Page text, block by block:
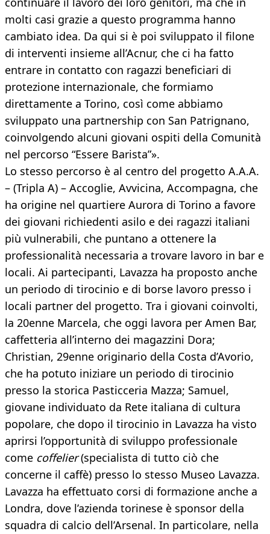
molti casi grazie a questo programma hanno
cambiato idea. Da qui si è poi sviluppato il filone
di interventi insieme all’Acnur, che ci ha fatto
entrare in contatto con ragazzi beneficiari di
protezione internazionale, che formiamo
direttamente a Torino, così come abbiamo
sviluppato una partnership con San Patrignano,
coinvolgendo alcuni giovani ospiti della Comunità
nel percorso “Essere Barista”».
Lo stesso percorso è al centro del progetto A.A.A.
– (Tripla A) – Accoglie, Avvicina, Accompagna, che
ha origine nel quartiere Aurora di Torino a favore
dei giovani richiedenti asilo e dei ragazzi italiani
più vulnerabili, che puntano a ottenere la
professionalità necessaria a trovare lavoro in bar e
locali. Ai partecipanti, Lavazza ha proposto anche
un periodo di tirocinio e di borse lavoro presso i
locali partner del progetto. Tra i giovani coinvolti,
la 20enne Marcela, che oggi lavora per Amen Bar,
caffetteria all’interno dei magazzini Dora;
Christian, 29enne originario della Costa d’Avorio,
che ha potuto iniziare un periodo di tirocinio
presso la storica Pasticceria Mazza; Samuel,
giovane individuato da Rete italiana di cultura
popolare, che dopo il tirocinio in Lavazza ha visto
aprirsi l’opportunità di sviluppo professionale
come coffelier(specialista di tutto ciò che
concerne il caffè) presso lo stesso Museo Lavazza.
Lavazza ha effettuato corsi di formazione anche a
Londra, dove l’azienda torinese è sponsor della
squadra di calcio dell’Arsenal. In particolare, nella